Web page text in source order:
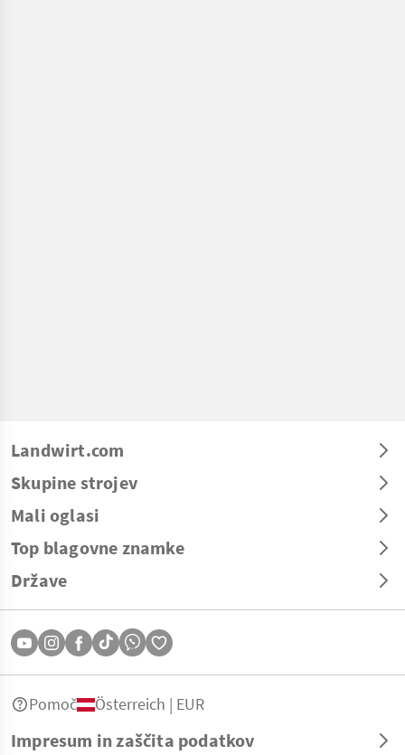
Landwirt.com
Skupine strojev
Mali oglasi
Top blagovne znamke
Države
Impresum in zaščita podatkov
Pomoč Österreich | EUR